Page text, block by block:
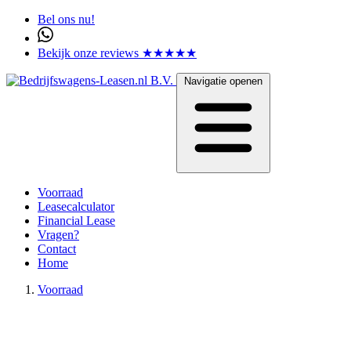
Bel ons nu!
Bekijk onze reviews ★★★★★
Navigatie openen
Voorraad
Leasecalculator
Financial Lease
Vragen?
Contact
Home
Voorraad